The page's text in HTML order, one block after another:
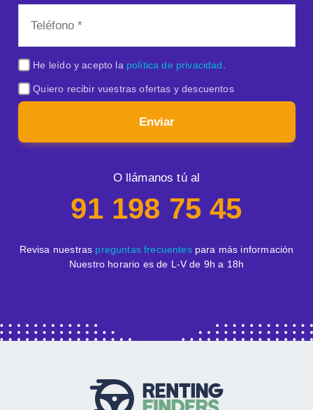
He leído y acepto la política de privacidad
Quiero recibir vuestras ofertas y descuentos
Enviar
O llámanos tú al
91 198 75 45
Revisa nuestras preguntas frecuentespara más información
Nuestro horario es de L-V de 9h a 18h